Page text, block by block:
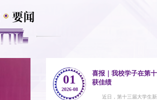
要闻
01
2026-08
喜报｜我校学子在第
获佳绩
近日，第十三届大学生